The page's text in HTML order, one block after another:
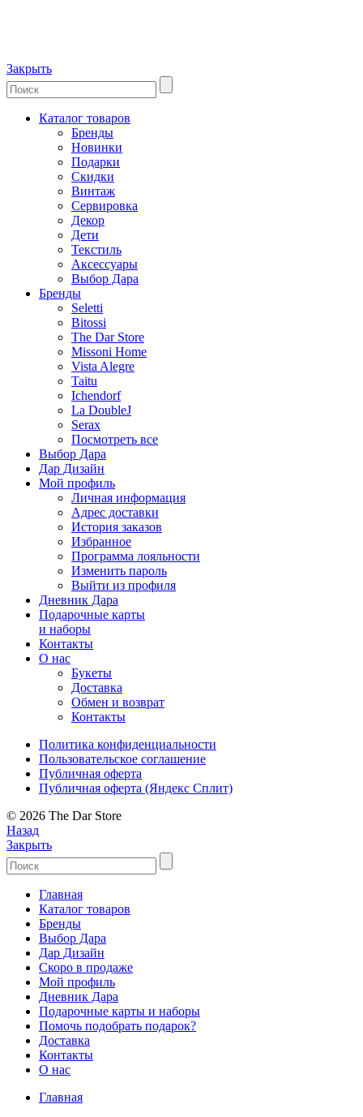
Закрыть
Каталог товаров
Бренды
Новинки
Подарки
Скидки
Винтаж
Сервировка
Декор
Дети
Текстиль
Аксессуары
Выбор Дара
Бренды
Seletti
Bitossi
The Dar Store
Missoni Home
Vista Alegre
Taitu
Ichendorf
La DoubleJ
Serax
Посмотреть все
Выбор Дара
Дар Дизайн
Мой профиль
Личная информация
Адрес доставки
История заказов
Избранное
Программа лояльности
Изменить пароль
Выйти из профиля
Дневник Дара
Подарочные карты
и наборы
Контакты
О нас
Букеты
Доставка
Обмен и возврат
Контакты
Политика конфиденциальности
Пользовательское соглашение
Публичная оферта
Публичная оферта (Яндекс Сплит)
© 2026 The Dar Store
Назад
Закрыть
Главная
Каталог товаров
Бренды
Выбор Дара
Дар Дизайн
Скоро в продаже
Мой профиль
Дневник Дара
Подарочные карты и наборы
Помочь подобрать подарок?
Доставка
Контакты
О нас
Главная